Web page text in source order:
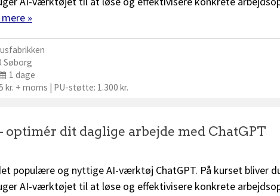
»
Søborg
1 dage
kr. + moms | PU-støtte: 1.300 kr.
optimér dit daglige arbejde med ChatGPT
populære og nyttige AI-værktøj ChatGPT. På kurset bliver
AI-værktøjet til at løse og effektivisere konkrete